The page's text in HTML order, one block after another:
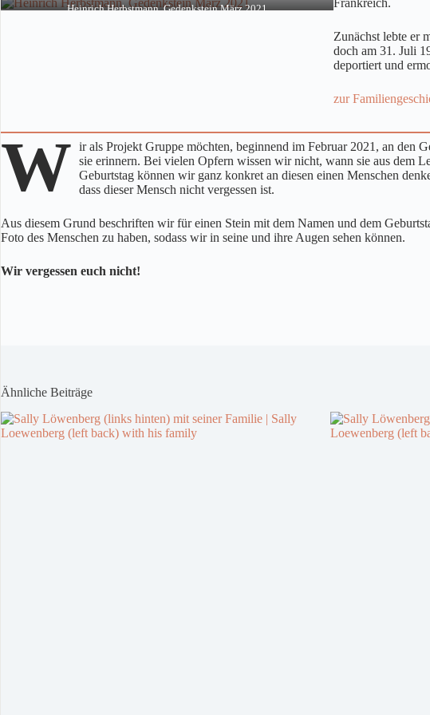
Heinrich Herbstmann, Gedenkstein März 2021
Frankreich.
Zunächst lebte er
doch am 31. Juli
deportiert und
zur
W ir als Projekt Gruppe möchten, beginnend im Februar 2021, an den
sie erinnern. Bei vielen Opfern wissen wir nicht, wann sie aus dem
Geburtstag können wir ganz konkret an diesen einen Menschen
dass dieser Mensch nicht vergessen ist.
Aus diesem Grund beschriften wir für einen Stein mit dem Namen und dem
Foto des Menschen zu haben, sodass wir in seine und ihre Augen sehen können.
Wir vergessen euch nicht!
Ähnliche Beiträge